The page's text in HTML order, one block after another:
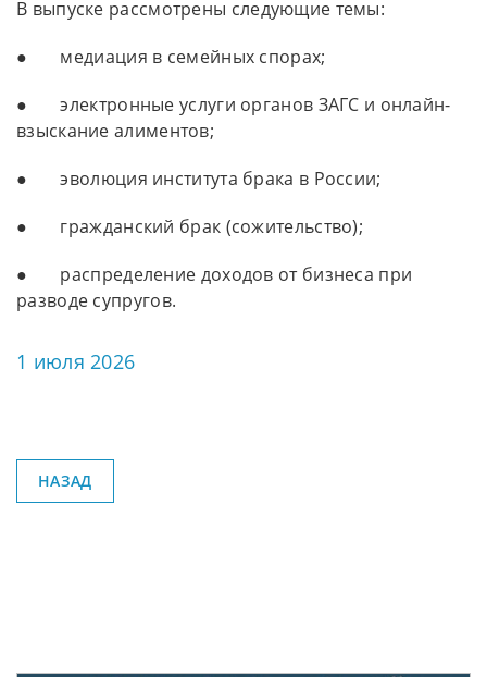
В выпуске рассмотрены следующие темы:
● медиация в семейных спорах;
● электронные услуги органов ЗАГС и онлайн-
взыскание алиментов;
● эволюция института брака в России;
● гражданский брак (сожительство);
● распределение доходов от бизнеса при
разводе супругов.
1 июля 2026
НАЗАД